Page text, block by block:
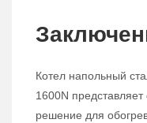
Котел напольный
1600N
решение для